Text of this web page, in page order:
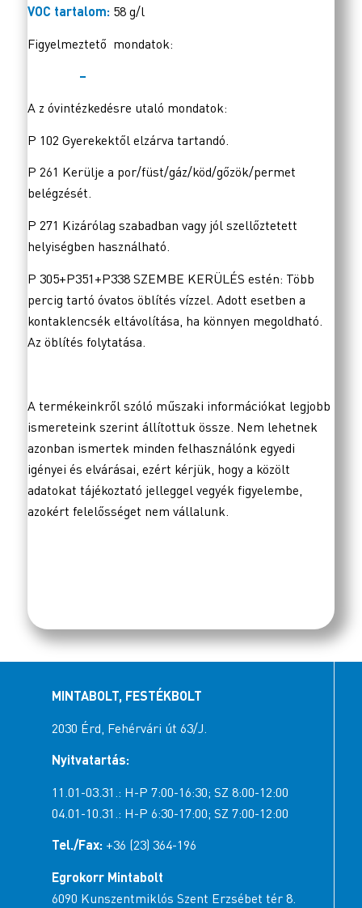
VOC tartalom: 58 g/l
Figyelmeztető mondatok:
–
A z óvintézkedésre utaló mondatok:
P 102 Gyerekektől elzárva tartandó.
P 261 Kerülje a por/füst/gáz/köd/gőzök/permet
belégzését.
P 271 Kizárólag szabadban vagy jól szellőztetett
helyiségben használható.
P 305+P351+P338 SZEMBE KERÜLÉS estén: Több
percig tartó óvatos öblítés vízzel. Adott esetben a
kontaklencsék eltávolítása, ha könnyen megoldható.
Az öblítés folytatása.
A termékeinkről szóló műszaki információkat legjobb
ismereteink szerint állítottuk össze. Nem lehetnek
azonban ismertek minden felhasználónk egyedi
igényei és elvárásai, ezért kérjük, hogy a közölt
adatokat tájékoztató jelleggel vegyék figyelembe,
azokért felelősséget nem vállalunk.
MINTABOLT, FESTÉKBOLT
2030 Érd, Fehérvári út 63/J.
Nyitvatartás:
11.01-03.31.: H-P 7:00-16:30; SZ 8:00-12:00
04.01-10.31.: H-P 6:30-17:00; SZ 7:00-12:00
Tel./Fax: +36 (23) 364-196
Egrokorr Mintabolt
6090 Kunszentmiklós Szent Erzsébet tér 8.